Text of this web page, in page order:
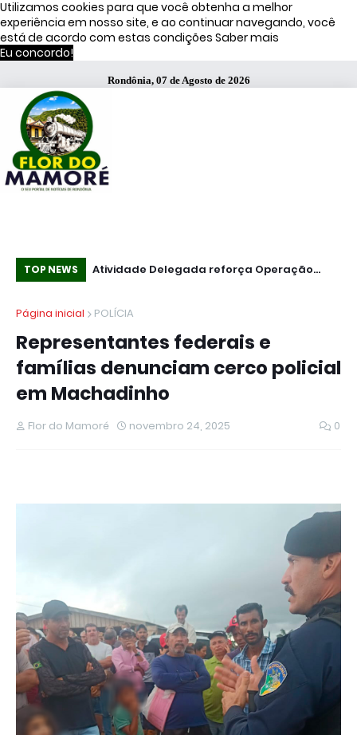
Utilizamos cookies para que você obtenha a melhor
experiência em nosso site, e ao continuar navegando, você
está de acordo com estas condições Saber mais
Eu concordo!
Rondônia, 07 de Agosto de 2026
TOP NEWS
de Moraes
Atividade Delegada reforça Operação
Página inicial
POLÍCIA
Representantes federais e
famílias denunciam cerco policial
em Machadinho
Flor do Mamoré novembro 24, 2025 0